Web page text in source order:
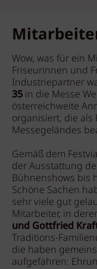
Wow, was für ein
Friseurinnen und
Industriepartner
35 in die Messe
österreichweite
organisiert, die als
Messegeländes
Gemäß dem
der Ausstattung
Bühnenshows bis
Schöne Sachen
sehr viele gut
Mitarbeiter, in
und Gottfried
Traditions-
die haben
aufgefahren: